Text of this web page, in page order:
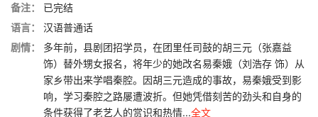
备注：
已完结
语言：
汉语普通话
剧情：
多年前，县剧团招学员，在团里任司鼓的胡三元（张嘉益
饰）替外甥女报名，将年少的她改名易秦娥（刘浩存 饰）从
家乡带出来学唱秦腔。因胡三元造成的事故，易秦娥受到影
响，学习秦腔之路屡遭波折。但她凭借刻苦的劲头和自身的
条件获得了老艺人的赏识和热情...全文